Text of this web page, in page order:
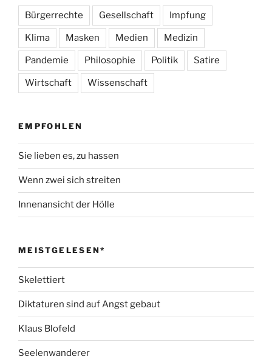
Bürgerrechte Gesellschaft Impfung
Klima Masken Medien Medizin
Pandemie Philosophie Politik Satire
Wirtschaft Wissenschaft
EMPFOHLEN
Sie lieben es, zu hassen
Wenn zwei sich streiten
Innenansicht der Hölle
MEISTGELESEN*
Skelettiert
Diktaturen sind auf Angst gebaut
Klaus Blofeld
Seelenwanderer